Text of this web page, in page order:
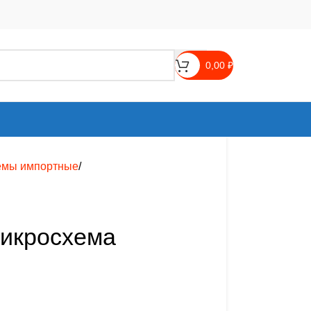
0,00 ₽
импортные